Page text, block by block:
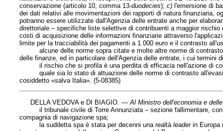
conservazione (articolo 10, comma 13-duodecies);c) l'emersione di
dei dati relativi alle movimentazioni dei rapporti di natura finanziaria,
potranno essere utilizzate dall'Agenzia delle entrate anche per
direttoriale – specifiche liste selettive di contribuenti a maggior
costi di acquisizione delle informazioni finanziarie attraverso
limite per la tracciabilità dei pagamenti a 1.000 euro e il contrasto
alcune delle norme sopra citate e molte altre norme di contrasto
delle finanze, ed in particolare dell'Agenzia delle entrate, i cui termini
il rischio che si profila è una perdita di efficacia nell'azione di
quale sia lo stato di attuazione delle norme di contrasto
cosiddetto «salva Italia». (5-08385)
DELLA VEDOVA e DI BIAGIO. —Al Ministro dell'economia e
il tribunale civile di Torre Annunziata – sezione fallimentare, con
compagnia di navigazione spa;
la suddetta spa è stata per decenni una realtàleaderin Europa